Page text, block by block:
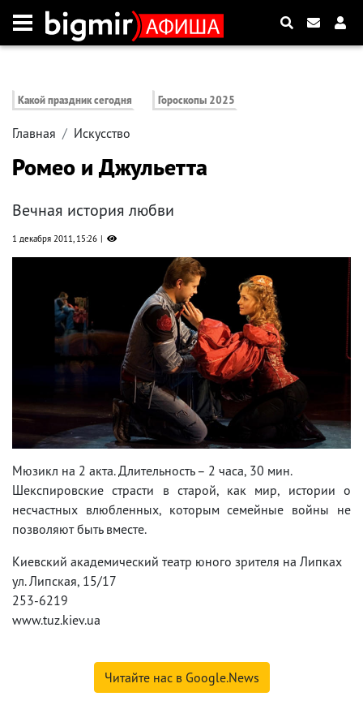
Какой праздник сегодня Гороскопы 2025
Главная Искусство
Ромео и Джульетта
Вечная история любви
1 декабря 2011, 15:26
Мюзикл на 2 акта. Длительность – 2 часа, 30 мин.
Шекспировские страсти в старой, как мир, истории о
несчастных влюбленных, которым семейные войны не
позволяют быть вместе.
Киевский академический театр юного зрителя на Липках
ул. Липская, 15/17
253-6219
www.tuz.kiev.ua
Читайте нас в Google.News